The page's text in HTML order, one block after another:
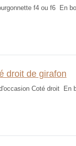
f4 ou f6 En
droit de girafon
Coté droit En